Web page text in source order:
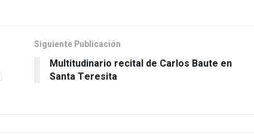
Siguiente Publicación
Multitudinario recital de Carlos Baute en
Santa Teresita